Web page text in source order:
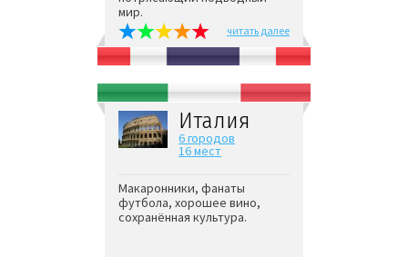
мир.
читать далее
Италия
6 городов
16 мест
Макаронники, фанаты
футбола, хорошее вино,
сохранённая культура.